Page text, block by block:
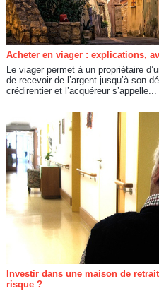
Acheter en viager : explications,
Le viager permet à un propriétaire
de recevoir de l’argent jusqu’à son
crédirentier et l’acquéreur s’appelle...
Investir dans une maison de
risque ?